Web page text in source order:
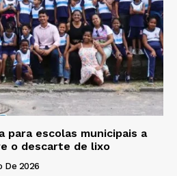
para escolas municipais a
o descarte de lixo
De 2026